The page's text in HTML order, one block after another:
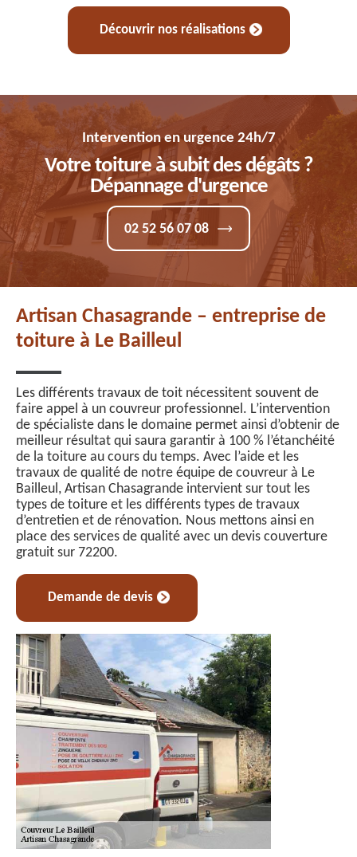
Découvrir nos réalisations
Intervention en urgence 24h/7
Votre toiture à subit des dégâts ?
Dépannage d'urgence
02 52 56 07 08
Artisan Chasagrande – entreprise de
toiture à Le Bailleul
Les différents travaux de toit nécessitent souvent de
faire appel à un couvreur professionnel. L’intervention
de spécialiste dans le domaine permet ainsi d’obtenir de
meilleur résultat qui saura garantir à 100 % l’étanchéité
de la toiture au cours du temps. Avec l’aide et les
travaux de qualité de notre équipe de couvreur à Le
Bailleul, Artisan Chasagrande intervient sur tout les
types de toiture et les différents types de travaux
d’entretien et de rénovation. Nous mettons ainsi en
place des services de qualité avec un devis couverture
gratuit sur 72200.
Demande de devis